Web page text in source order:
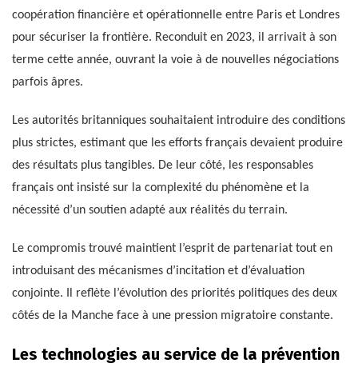
coopération financière et opérationnelle entre Paris et Londres
pour sécuriser la frontière. Reconduit en 2023, il arrivait à son
terme cette année, ouvrant la voie à de nouvelles négociations
parfois âpres.
Les autorités britanniques souhaitaient introduire des conditions
plus strictes, estimant que les efforts français devaient produire
des résultats plus tangibles. De leur côté, les responsables
français ont insisté sur la complexité du phénomène et la
nécessité d’un soutien adapté aux réalités du terrain.
Le compromis trouvé maintient l’esprit de partenariat tout en
introduisant des mécanismes d’incitation et d’évaluation
conjointe. Il reflète l’évolution des priorités politiques des deux
côtés de la Manche face à une pression migratoire constante.
Les technologies au service de la prévention